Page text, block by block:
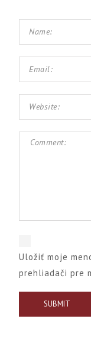
Uložiť moje
prehliadači pre